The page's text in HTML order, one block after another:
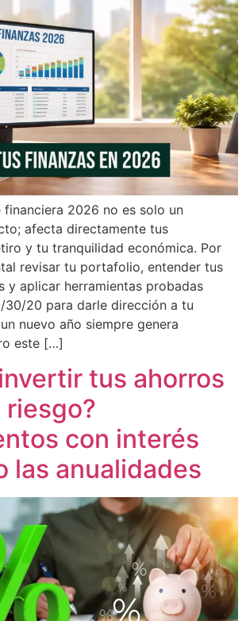
2026 no es solo un
afecta directamente tus
y tu tranquilidad económica. Por
revisar tu portafolio, entender tus
y aplicar herramientas probadas
30/20 para darle dirección a tu
nuevo año siempre genera
este […]
tus ahorros
riesgo?
con interés
las anualidades